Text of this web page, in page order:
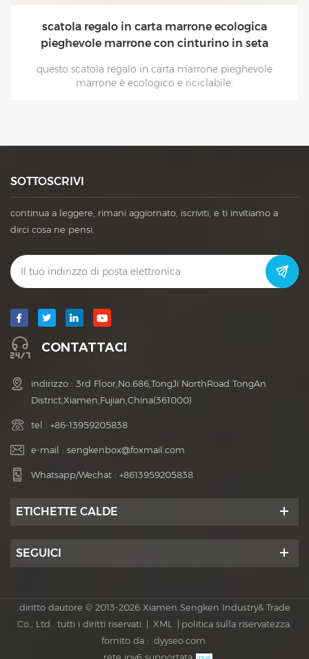
scatola regalo in carta marrone ecologica
pieghevole marrone con cinturino in seta
questo scatola regalo in carta marrone pieghevole
marrone è ecologico e riciclabile.
SOTTOSCRIVI
continua a leggere, rimani aggiornato, iscriviti, e ti invitiamo a
dirci cosa ne pensi.
CONTATTACI
indirizzo : 3rd Floor,No.686,TongJi NorthRoad TongAn
District,Xiamen,Fujian,China(361000)
tel : +86-13959205838
e-mail : sengkenbox@foxmail.com
Whatsapp/Wechat : +8613959205838
ETICHETTE CALDE
SEGUICI
diritto dautore © 2013-2026 Xiamen Sengken Industry& Trade
Co., Ltd.. tutti i diritti riservati. | XML | politica sulla riservatezza
fornito da : dyyseo.com